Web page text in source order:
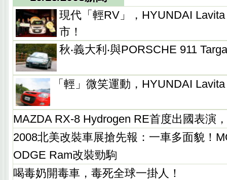
現代「輕RV」，HYUNDAI
市！
秋‧義大利‧與PORSCHE 911
「輕」微笑運動，HYUNDAI
MAZDA RX-8 Hydrogen RE首度出國表演
2008北美改裝車展搶先報：一車多面貌！
ODGE Ram改裝勁駒
喝毒奶開毒車，毒死全球一掛人！